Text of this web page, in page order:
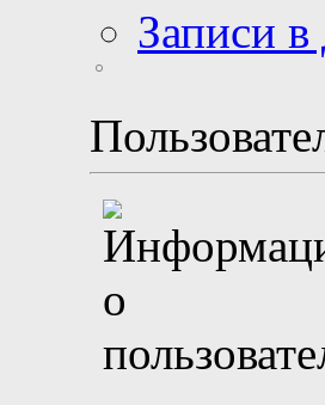
Записи в